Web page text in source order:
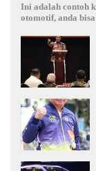
Ini adalah contoh
otomotif, anda